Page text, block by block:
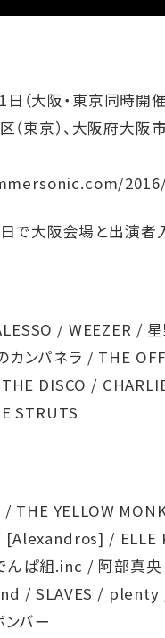
（大阪・東京同時開
（東京）、大阪府大阪
で大阪会場と出演者
/ WEEZER /
カンパネラ / THE
DISCO /
STRUTS
/ THE YELLOW
[Alexandros] / ELLE
んぱ組.inc / 阿部真
/ SLAVES / plenty
バー